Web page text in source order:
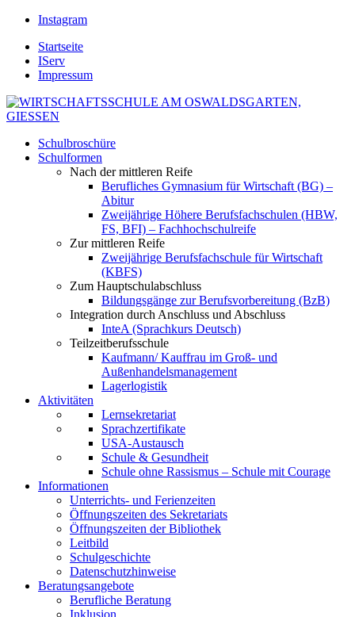
Instagram
Startseite
IServ
Impressum
Schulbroschüre
Schulformen
Nach der mittleren Reife
Berufliches Gymnasium für Wirtschaft (BG) –
Abitur
Zweijährige Höhere Berufsfachschulen (HBW,
FS, BFI) – Fachhochschulreife
Zur mittleren Reife
Zweijährige Berufsfachschule für Wirtschaft
(KBFS)
Zum Hauptschulabschluss
Bildungsgänge zur Berufsvorbereitung (BzB)
Integration durch Anschluss und Abschluss
InteA (Sprachkurs Deutsch)
Teilzeitberufsschule
Kaufmann/ Kauffrau im Groß- und
Außenhandelsmanagement
Lagerlogistik
Aktivitäten
Lernsekretariat
Sprachzertifikate
USA-Austausch
Schule & Gesundheit
Schule ohne Rassismus – Schule mit Courage
Informationen
Unterrichts- und Ferienzeiten
Öffnungszeiten des Sekretariats
Öffnungszeiten der Bibliothek
Leitbild
Schulgeschichte
Datenschutzhinweise
Beratungsangebote
Berufliche Beratung
Inklusion